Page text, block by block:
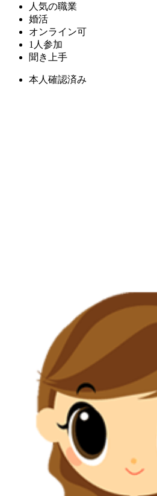
人気の職業
婚活
オンライン可
1人参加
聞き上手
本人確認済み